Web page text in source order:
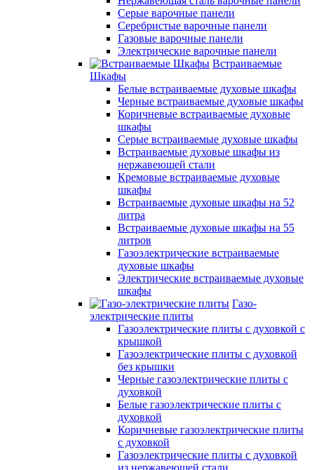
Серые варочные панели
Серебристые варочные панели
Газовые варочные панели
Электрические варочные панели
Встраиваемые
Шкафы
Белые встраиваемые духовые шкафы
Черные встраиваемые духовые шкафы
Коричневые встраиваемые духовые
шкафы
Серые встраиваемые духовые шкафы
Встраиваемые духовые шкафы из
нержавеющей стали
Кремовые встраиваемые духовые
шкафы
Встраиваемые духовые шкафы на 52
литра
Встраиваемые духовые шкафы на 55
литров
Газоэлектрические встраиваемые
духовые шкафы
Электрические встраиваемые духовые
шкафы
Газо-
электрические плиты
Газоэлектрические плиты с духовкой с
крышкой
Газоэлектрические плиты с духовкой
без крышки
Черные газоэлектрические плиты с
духовкой
Белые газоэлектрические плиты с
духовкой
Коричневые газоэлектрические плиты
с духовкой
Газоэлектрические плиты с духовкой
из нержавеющей стали